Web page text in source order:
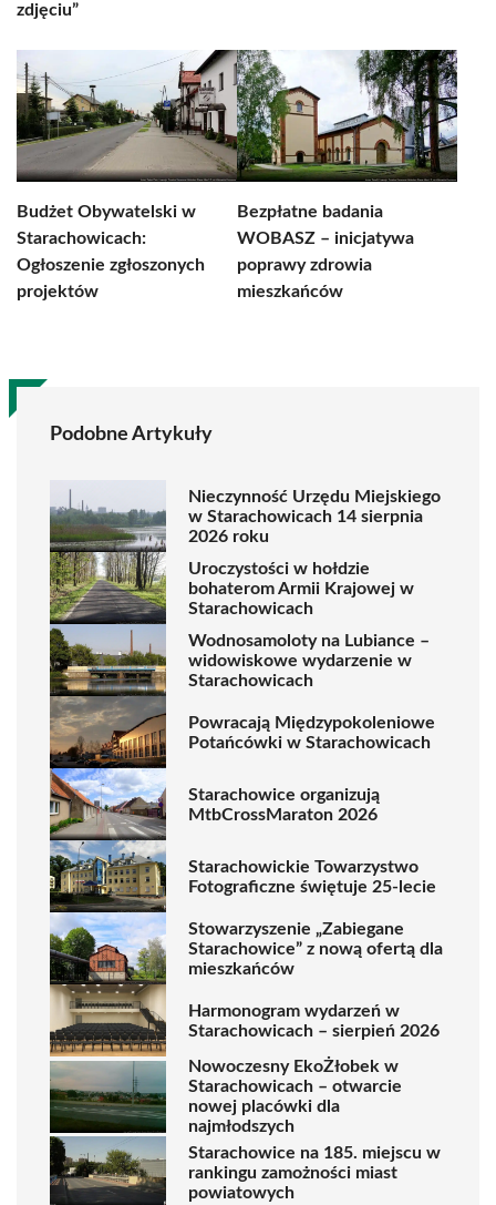
zdjęciu”
Budżet Obywatelski w
Starachowicach:
Ogłoszenie zgłoszonych
projektów
Bezpłatne badania
WOBASZ – inicjatywa
poprawy zdrowia
mieszkańców
Podobne Artykuły
Nieczynność Urzędu Miejskiego
w Starachowicach 14 sierpnia
2026 roku
Uroczystości w hołdzie
bohaterom Armii Krajowej w
Starachowicach
Wodnosamoloty na Lubiance –
widowiskowe wydarzenie w
Starachowicach
Powracają Międzypokoleniowe
Potańcówki w Starachowicach
Starachowice organizują
MtbCrossMaraton 2026
Starachowickie Towarzystwo
Fotograficzne świętuje 25-lecie
Stowarzyszenie „Zabiegane
Starachowice” z nową ofertą dla
mieszkańców
Harmonogram wydarzeń w
Starachowicach – sierpień 2026
Nowoczesny EkoŻłobek w
Starachowicach – otwarcie
nowej placówki dla
najmłodszych
Starachowice na 185. miejscu w
rankingu zamożności miast
powiatowych